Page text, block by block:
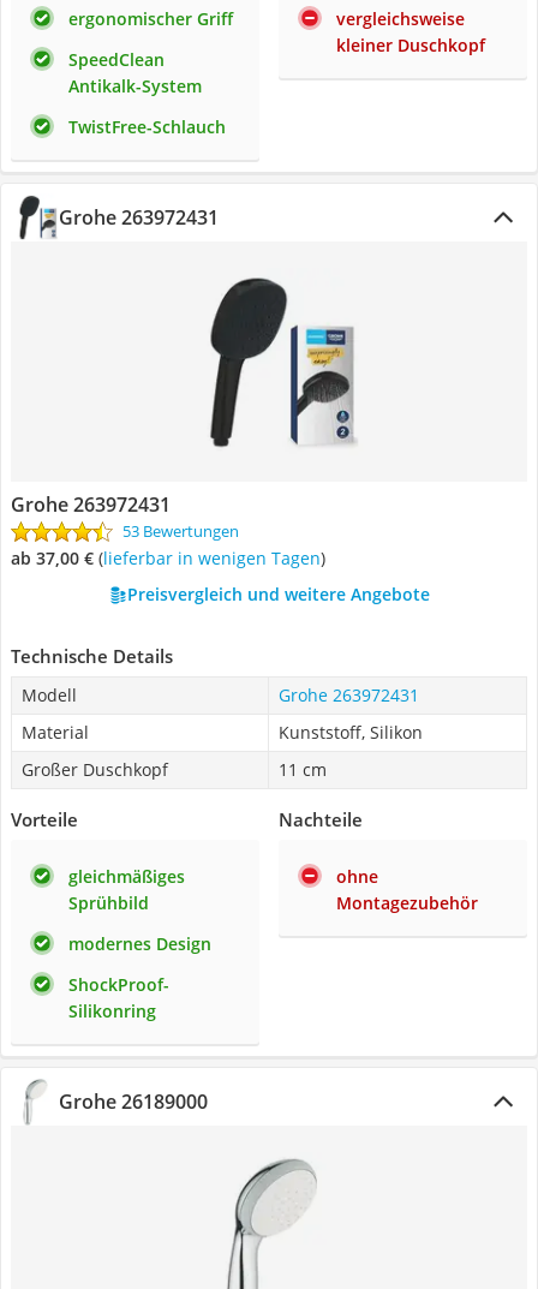
ergonomischer Griff
SpeedClean
Antikalk-System
TwistFree-Schlauch
vergleichsweise
kleiner Duschkopf
Grohe 263972431
Grohe 263972431
53 Bewertungen
ab 37,00 € ( Lieferbar in wenigen Tagen)
Preisvergleich und weitere Angebote
Technische Details
Modell
Grohe 263972431
Material
Kunststoff, Silikon
Großer Duschkopf
11 cm
Vorteile
gleichmäßiges
Sprühbild
modernes Design
ShockProof-
Silikonring
Nachteile
ohne
Montagezubehör
Grohe 26189000